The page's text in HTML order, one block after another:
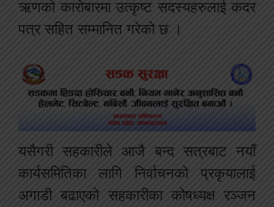
ऋणको कारोबारमा उत्कृष्ट सदस्यहरुलाई कदर
पत्र सहित सम्मानित गरेको छ ।
यसैगरी सहकारीले आजै बन्द सत्रबाट नयाँ
कार्यसमितिका लागि निर्वाचनको प्रकृयालाई
अगाडी बढाएको सहकारीका कोषध्यक्ष रञ्जन